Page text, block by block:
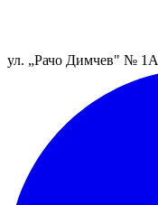
ул. „Рачо Димчев" №